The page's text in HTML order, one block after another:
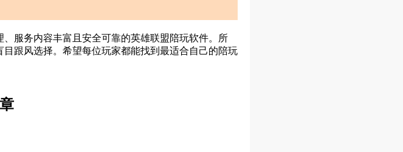
服务内容丰富且安全可靠的英雄联盟陪玩软件。所
跟风选择。希望每位玩家都能找到最适合自己的陪玩